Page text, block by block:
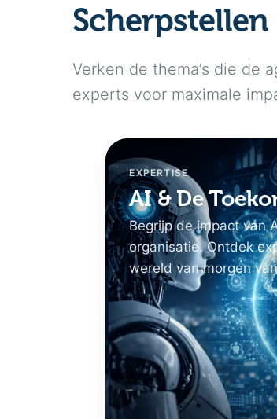
Verken de thema’s die de
experts voor maximale
EXPERTISE
AI & De
Begrijp de impact van
organisatie. Ontdek
wereld van morgen